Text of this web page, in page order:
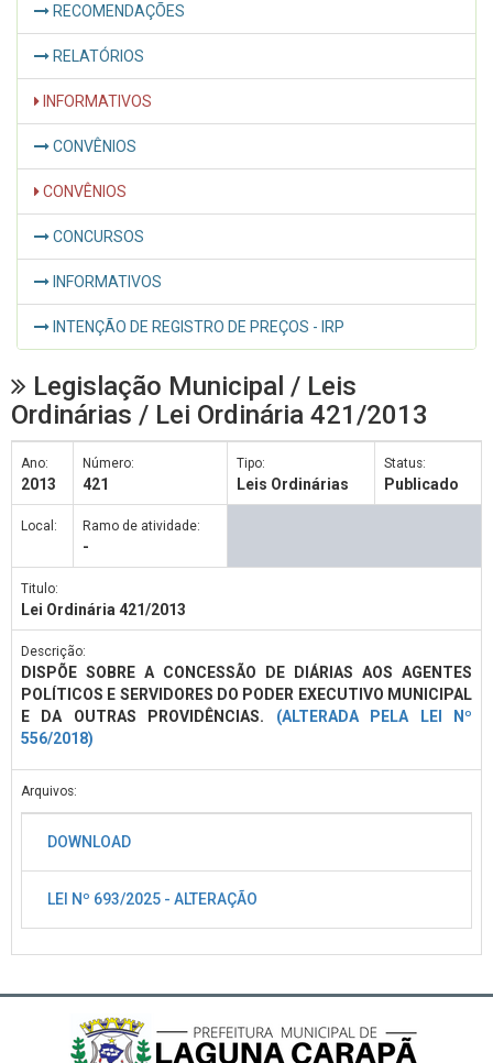
RECOMENDAÇÕES
RELATÓRIOS
INFORMATIVOS
CONVÊNIOS
CONVÊNIOS
CONCURSOS
INFORMATIVOS
INTENÇÃO DE REGISTRO DE PREÇOS - IRP
Legislação Municipal / Leis
Ordinárias / Lei Ordinária 421/2013
Ano:
2013
Número:
421
Tipo:
Leis Ordinárias
Status:
Publicado
Local: Ramo de atividade:
-
Titulo:
Lei Ordinária 421/2013
Descrição:
DISPÕE SOBRE A CONCESSÃO DE DIÁRIAS AOS AGENTES
POLÍTICOS E SERVIDORES DO PODER EXECUTIVO MUNICIPAL
E DA OUTRAS PROVIDÊNCIAS. (ALTERADA PELA LEI Nº
556/2018)
Arquivos:
DOWNLOAD
LEI Nº 693/2025 - ALTERAÇÃO